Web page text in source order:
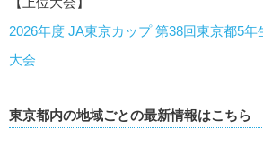
2026年度 JA東京カップ 第38回東京都5
大会
東京都内の地域ごとの最新情報はこちら